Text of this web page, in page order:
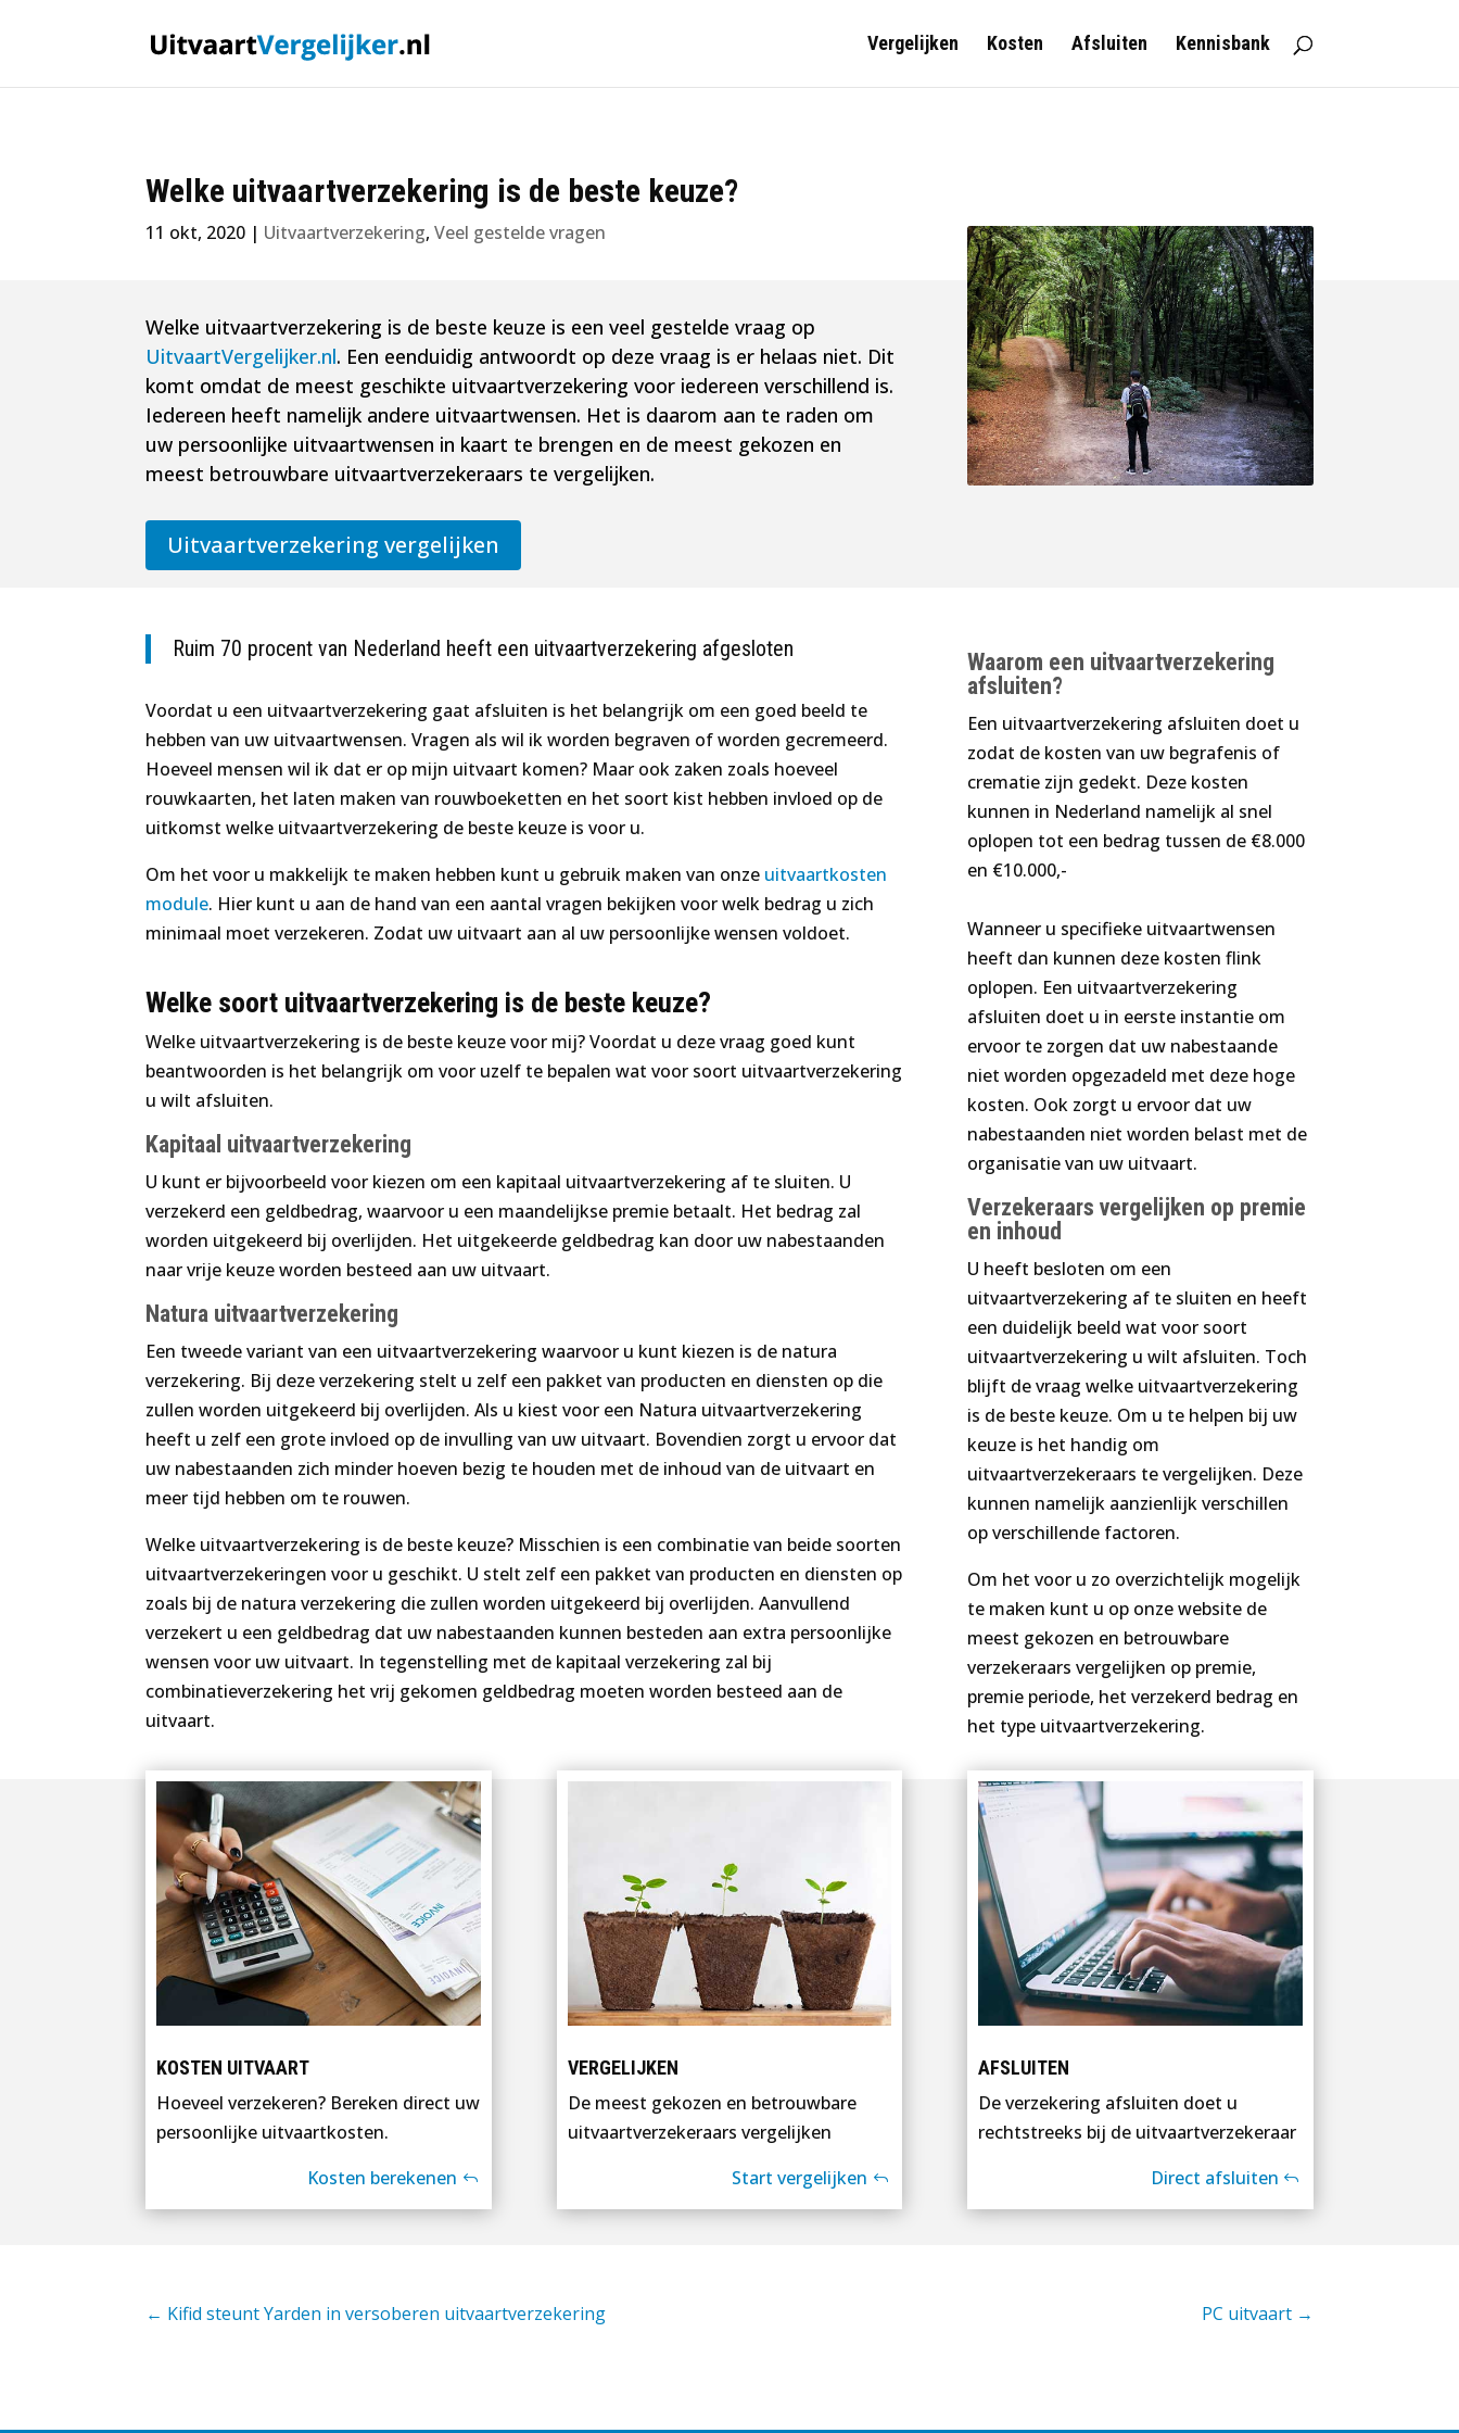
Vergelijken Kosten Afsluiten Kennisbank
Welke uitvaartverzekering is de beste keuze?
11 okt, 2020 | Uitvaartverzekering,Veel gestelde vragen
Welke uitvaartverzekering is de beste keuze is een veel gestelde vraag op
UitvaartVergelijker.nl. Een eenduidig antwoordt op deze vraag is er helaas niet. Dit
komt omdat de meest geschikte uitvaartverzekering voor iedereen verschillend is.
Iedereen heeft namelijk andere uitvaartwensen. Het is daarom aan te raden om
uw persoonlijke uitvaartwensen in kaart te brengen en de meest gekozen en
meest betrouwbare uitvaartverzekeraars te vergelijken.
Uitvaartverzekering vergelijken
Ruim 70 procent van Nederland heeft een uitvaartverzekering afgesloten
Voordat u een uitvaartverzekering gaat afsluiten is het belangrijk om een goed beeld te
hebben van uw uitvaartwensen. Vragen als wil ik worden begraven of worden gecremeerd.
Hoeveel mensen wil ik dat er op mijn uitvaart komen? Maar ook zaken zoals hoeveel
rouwkaarten, het laten maken van rouwboeketten en het soort kist hebben invloed op de
uitkomst welke uitvaartverzekering de beste keuze is voor u.
Om het voor u makkelijk te maken hebben kunt u gebruik maken van onze uitvaartkosten
module. Hier kunt u aan de hand van een aantal vragen bekijken voor welk bedrag u zich
minimaal moet verzekeren. Zodat uw uitvaart aan al uw persoonlijke wensen voldoet.
Welke soort uitvaartverzekering is de beste keuze?
Welke uitvaartverzekering is de beste keuze voor mij? Voordat u deze vraag goed kunt
beantwoorden is het belangrijk om voor uzelf te bepalen wat voor soort uitvaartverzekering
u wilt afsluiten.
Kapitaal uitvaartverzekering
U kunt er bijvoorbeeld voor kiezen om een kapitaal uitvaartverzekering af te sluiten. U
verzekerd een geldbedrag, waarvoor u een maandelijkse premie betaalt. Het bedrag zal
worden uitgekeerd bij overlijden. Het uitgekeerde geldbedrag kan door uw nabestaanden
naar vrije keuze worden besteed aan uw uitvaart.
Natura uitvaartverzekering
Een tweede variant van een uitvaartverzekering waarvoor u kunt kiezen is de natura
verzekering. Bij deze verzekering stelt u zelf een pakket van producten en diensten op die
zullen worden uitgekeerd bij overlijden. Als u kiest voor een Natura uitvaartverzekering
heeft u zelf een grote invloed op de invulling van uw uitvaart. Bovendien zorgt u ervoor dat
uw nabestaanden zich minder hoeven bezig te houden met de inhoud van de uitvaart en
meer tijd hebben om te rouwen.
Welke uitvaartverzekering is de beste keuze? Misschien is een combinatie van beide soorten
uitvaartverzekeringen voor u geschikt. U stelt zelf een pakket van producten en diensten op
zoals bij de natura verzekering die zullen worden uitgekeerd bij overlijden. Aanvullend
verzekert u een geldbedrag dat uw nabestaanden kunnen besteden aan extra persoonlijke
wensen voor uw uitvaart. In tegenstelling met de kapitaal verzekering zal bij
combinatieverzekering het vrij gekomen geldbedrag moeten worden besteed aan de
uitvaart.
Waarom een uitvaartverzekering
afsluiten?
Een uitvaartverzekering afsluiten doet u
zodat de kosten van uw begrafenis of
crematie zijn gedekt. Deze kosten
kunnen in Nederland namelijk al snel
oplopen tot een bedrag tussen de €8.000
en €10.000,-
Wanneer u specifieke uitvaartwensen
heeft dan kunnen deze kosten flink
oplopen. Een uitvaartverzekering
afsluiten doet u in eerste instantie om
ervoor te zorgen dat uw nabestaande
niet worden opgezadeld met deze hoge
kosten. Ook zorgt u ervoor dat uw
nabestaanden niet worden belast met de
organisatie van uw uitvaart.
Verzekeraars vergelijken op premie
en inhoud
U heeft besloten om een
uitvaartverzekering af te sluiten en heeft
een duidelijk beeld wat voor soort
uitvaartverzekering u wilt afsluiten. Toch
blijft de vraag welke uitvaartverzekering
is de beste keuze. Om u te helpen bij uw
keuze is het handig om
uitvaartverzekeraars te vergelijken. Deze
kunnen namelijk aanzienlijk verschillen
op verschillende factoren.
Om het voor u zo overzichtelijk mogelijk
te maken kunt u op onze website de
meest gekozen en betrouwbare
verzekeraars vergelijken op premie,
premie periode, het verzekerd bedrag en
het type uitvaartverzekering.
KOSTEN UITVAART
Hoeveel verzekeren? Bereken direct uw
persoonlijke uitvaartkosten.
Kosten berekenen
VERGELIJKEN
De meest gekozen en betrouwbare
uitvaartverzekeraars vergelijken
Start vergelijken
AFSLUITEN
De verzekering afsluiten doet u
rechtstreeks bij de uitvaartverzekeraar
Direct afsluiten
← Kifid steunt Yarden in versoberen uitvaartverzekering PC uitvaart→